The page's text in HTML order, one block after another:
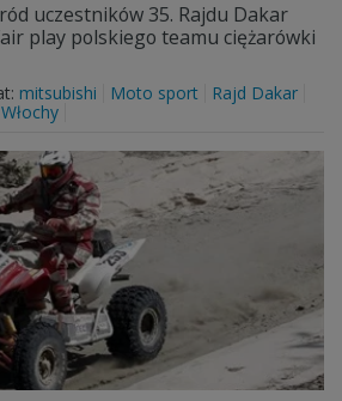
uczestników 35. Rajdu Dakar
play polskiego teamu ciężarówki
mitsubishi Moto sport
Rajd Dakar
Włochy